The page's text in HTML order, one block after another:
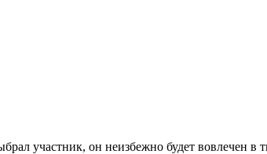
участник, он неизбежно будет вовлечен в